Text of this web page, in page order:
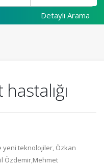
Detaylı Arama
teknolojiler, Özkan
Özdemir,Mehmet